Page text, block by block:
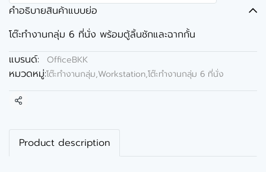
คำอธิบายสินค้าแบบย่อ
โต๊ะทำงานกลุ่ม 6 ที่นั่ง พร้อมตู้ลิ้นชักและฉากกั้น
แบรนด์:
OfficeBKK
หมวดหมู่:โต๊ะทำงานกลุ่ม,Workstation,โต๊ะทำงานกลุ่ม 6 ที่นั่ง
แชร์
Product description